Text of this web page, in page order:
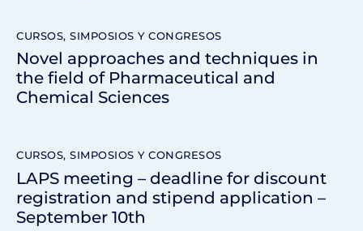
CURSOS, SIMPOSIOS Y CONGRESOS
Novel approaches and techniques in
the field of Pharmaceutical and
Chemical Sciences
CURSOS, SIMPOSIOS Y CONGRESOS
LAPS meeting – deadline for discount
registration and stipend application –
September 10th